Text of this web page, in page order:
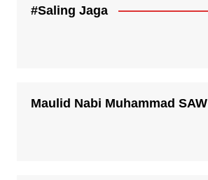
#Saling Jaga
Maulid Nabi Muhammad SAW